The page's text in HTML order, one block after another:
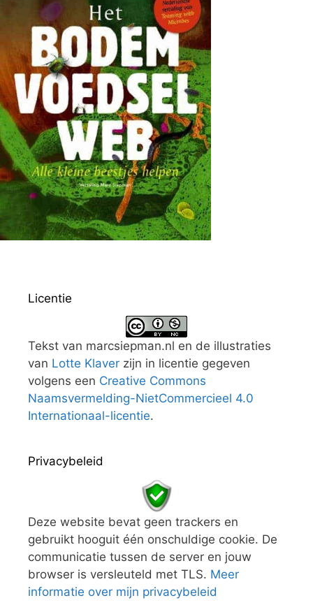
Licentie
Tekst van marcsiepman.nl en de illustraties
van Lotte Klaver zijn in licentie gegeven
volgens een Creative Commons
Naamsvermelding-NietCommercieel 4.0
Internationaal-licentie.
Privacybeleid
Deze website bevat geen trackers en
gebruikt hooguit één onschuldige cookie. De
communicatie tussen de server en jouw
browser is versleuteld met TLS. Meer
informatie over mijn privacybeleid